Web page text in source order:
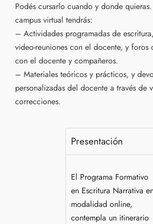
Podés cursarlo cuando y donde
campus virtual tendrás:
– Actividades programadas de
video-reuniones con el docente, y foros
con el docente y compañeros.
– Materiales teóricos y prácticos, y
personalizadas del docente a través de
correcciones.
Presentación
El Programa Formativo
en Escritura Narrativa
modalidad online,
contempla un itinerario